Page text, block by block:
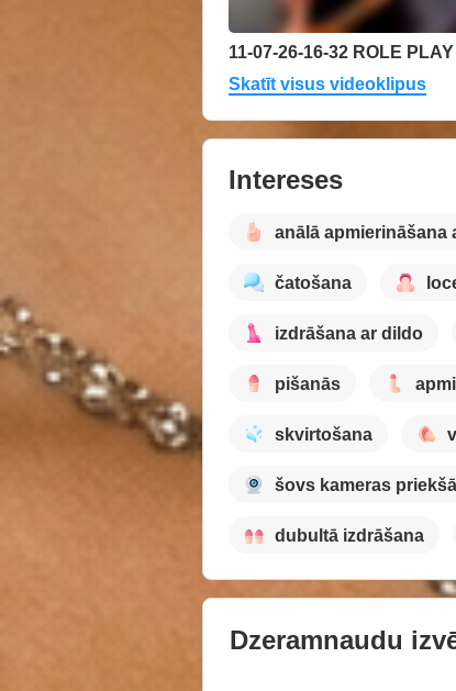
11-07-26-16-32 ROLE PLAY
Skatīt visus videoklipus
Intereses
anālā apmierināšana
čatošana
izdrāšana ar dildo
pišanās
skvirtošana
šovs kameras priekšā
dubultā izdrāšana
Dzeramnaudu